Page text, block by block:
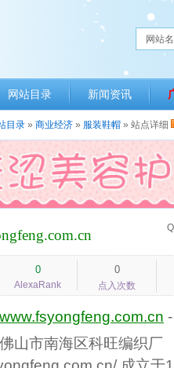
网站
网站目录 新闻资讯
目录 » 商业经济 » 服装鞋帽 » 站点详细
0
AlexaRank
0
点入次数
www.fsyongfeng.com.cn
佛山市南海区科旺编织厂